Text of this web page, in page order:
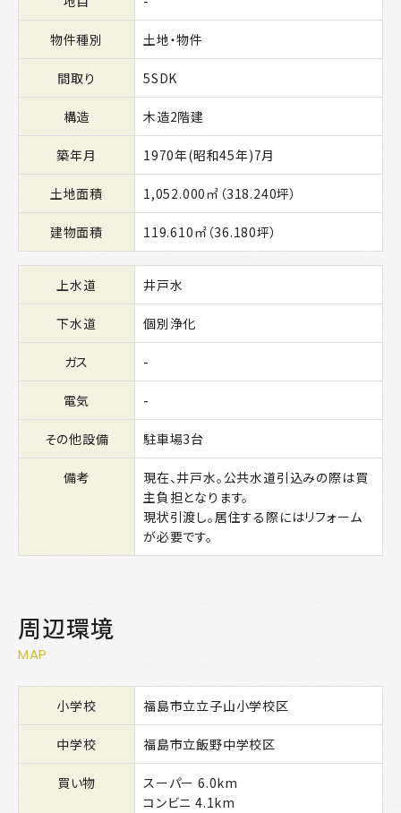
物件種別 土地・物件
間取り 5SDK
構造 木造2階建
築年月 1970年(昭和45年)7月
土地面積 1,052.000㎡（318.240坪）
建物面積 119.610㎡（36.180坪）
上水道 井戸水
下水道 個別浄化
ガス -
電気 -
その他設備 駐車場3台
備考
現在、井戸水。公共水道引込みの際は買
主負担となります。
現状引渡し。居住する際にはリフォーム
が必要です。
周辺環境
MAP
小学校 福島市立立子山小学校区
中学校 福島市立飯野中学校区
買い物
スーパー 6.0km
コンビニ 4.1km